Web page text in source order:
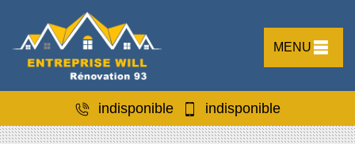
MENU
indisponible indisponible